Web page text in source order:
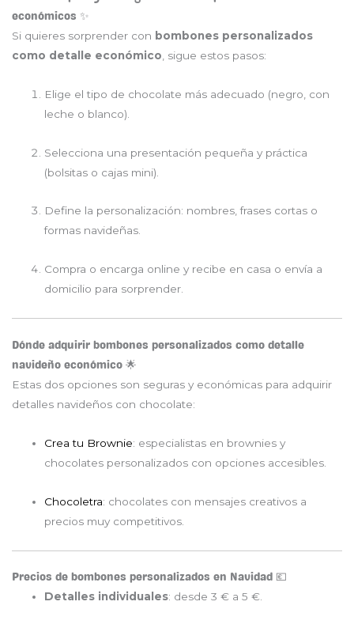
económicos ✨
Si quieres sorprender con bombones personalizados
como detalle económico , sigue estos pasos:
Elige el tipo de chocolate más adecuado (negro, con
leche o blanco).
Selecciona una presentación pequeña y práctica
(bolsitas o cajas mini).
Define la personalización: nombres, frases cortas o
formas navideñas.
Compra o encarga online y recibe en casa o envía a
domicilio para sorprender.
Dónde adquirir bombones personalizados como detalle
navideño económico 🌟
Estas dos opciones son seguras y económicas para adquirir
detalles navideños con chocolate:
Crea tu Brownie: especialistas en brownies y
chocolates personalizados con opciones accesibles.
Chocoletra: chocolates con mensajes creativos a
precios muy competitivos.
Precios de bombones personalizados en Navidad 💶
Detalles individuales: desde 3 € a 5 €.